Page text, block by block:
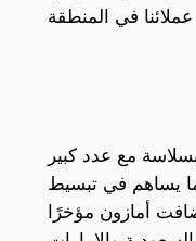
مع عدد كبير
يساهم في تبسيط
أمازون مؤخرًا